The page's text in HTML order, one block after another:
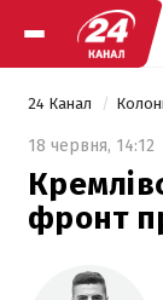
24 Канал
18 червня, 14:12
фронт